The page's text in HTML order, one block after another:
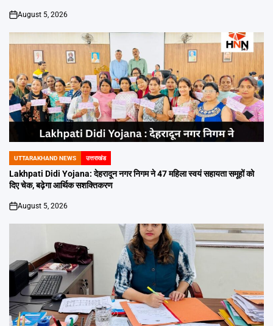
on
August 5, 2026
POSTED
IN
UTTARAKHAND NEWS उत्तराखंड
Lakhpati Didi Yojana: देहरादून नगर निगम ने 47 महिला स्वयं सहायता समूहों को
दिए चेक, बढ़ेगा आर्थिक सशक्तिकरण
on
August 5, 2026